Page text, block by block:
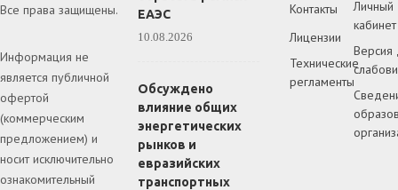
Все права защищены.
Информация не
является публичной
офертой
(коммерческим
предложением) и
носит исключительно
ознакомительный
ЕАЭС
10.08.2026
Обсуждено
влияние общих
энергетических
рынков и
евразийских
транспортных
Контакты
Лицензии
Технические
регламенты
Личный
кабинет
Версия